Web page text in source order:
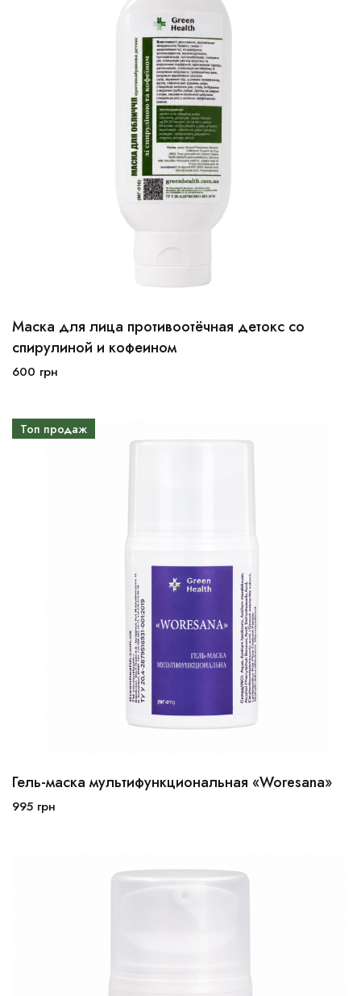
100 мл
Маска для лица противоотёчная детокс со
спирулиной и кофеином
600 грн
Топ продаж
Гель-маска мультифункциональная «Woresana»
995 грн